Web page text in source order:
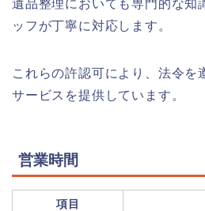
遺品整理においても専門的な知
ッフが丁寧に対応します。
これらの許認可により、法令を
サービスを提供しています。
営業時間
項目